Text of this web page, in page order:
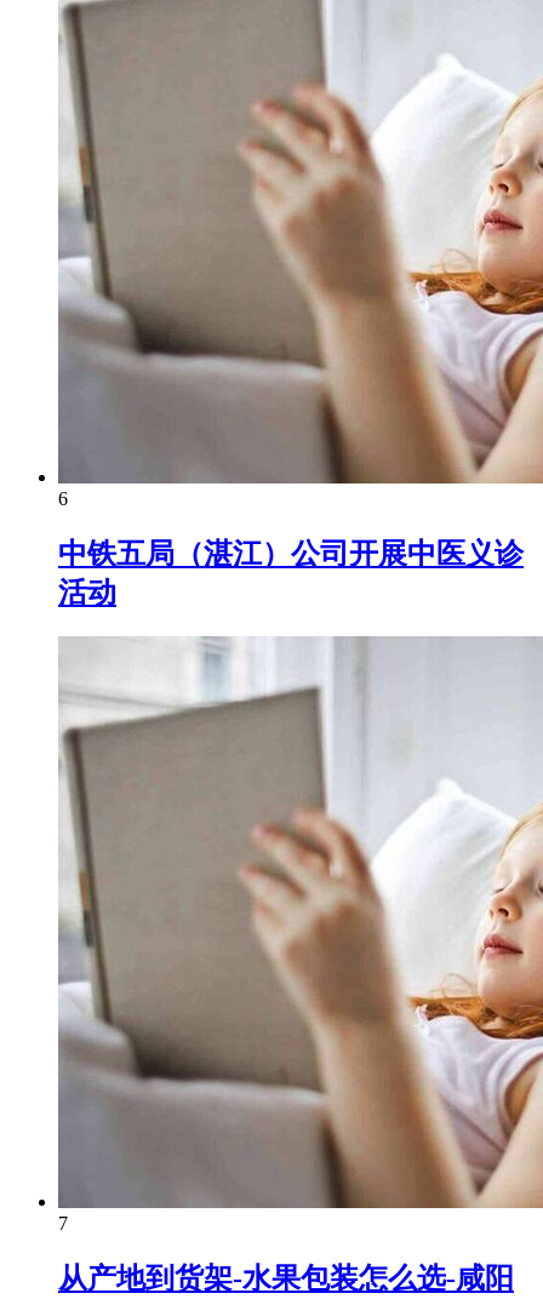
6
中铁五局（湛江）公司开展中医义诊
活动
7
从产地到货架-水果包装怎么选-咸阳